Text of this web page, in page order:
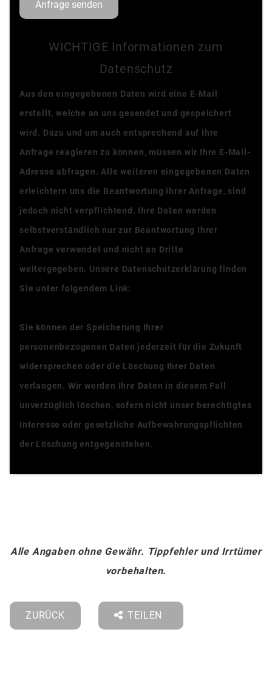
Anfrage senden
WICHTIGE Informationen zum
Datenschutz
Aus den eingegebenen Daten wird eine E-Mail
erstellt, welche an uns gesendet und gespeichert
wird. Dazu und um auch entsprechend auf Ihre
Anfrage reagieren zu können, müssen wir Ihre E-Mail-
Adresse abfragen. Alle weiteren eingegebenen Daten
erleichtern uns die Beantwortung ihrer Anfrage, sind
jedoch nicht verpflichtend. Ihre Daten werden
selbstverständlich nur zur Beantwortung Ihrer
Anfrage verwendet und nicht an Dritte
weitergegeben. Unsere Datenschutzerklärung finden
Sie unter folgendem Link:
Sie können der Speicherung Ihrer
personenbezogenen Daten jederzeit für die Zukunft
widersprechen oder die Löschung Ihrer Daten
verlangen. Wir werden Ihre Daten in diesem Fall
unverzüglich löschen, sofern nicht unser berechtigtes
Interesse oder gesetzliche Aufbewahrungspflichten
der Löschung entgegenstehen.
Alle Angaben ohne Gewähr. Tippfehler und Irrtümer
vorbehalten.
ZURÜCK TEILEN